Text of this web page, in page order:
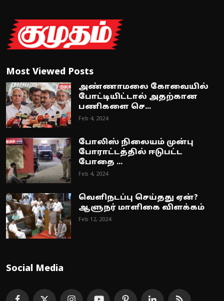
Most Viewed Posts
அண்ணாமலை கோவையில்
போட்டியிட்டால் அதற்கான
பணிகளை செ...
Feb 4, 2024
போலிஸ் நிலையம் முன்பு
போராட்டத்தில் ஈடுபட்ட
போதை ...
Feb 4, 2024
வெளிநடப்பு செய்தது ஏன்?
ஆளுநர் மாளிகை விளக்கம்
Feb 12, 2024
Social Media